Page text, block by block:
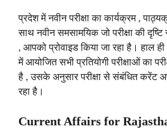
प्रदेश में नवीन परीक्षा का कार्यक्रम ,
साथ नवीन समसामयिक जो परीक्षा की
, आपको प्रोवाइड किया जा रहा है। हाल
में आयोजित सभी प्रतियोगी परीक्षाओं का
है , उसके अनुसार परीक्षा से संबंधित करेंट
रहा है।
Current Affairs for